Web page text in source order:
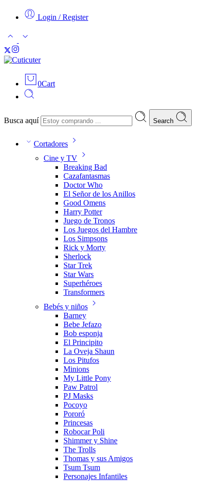
Login / Register
0Cart
Busca aquí Search
Cortadores
Cine y TV
Breaking Bad
Cazafantasmas
Doctor Who
El Señor de los Anillos
Good Omens
Harry Potter
Juego de Tronos
Los Juegos del Hambre
Los Simpsons
Rick y Morty
Sherlock
Star Trek
Star Wars
Superhéroes
Transformers
Bebés y niños
Barney
Bebe Jefazo
Bob esponja
El Principito
La Oveja Shaun
Los Pitufos
Minions
My Little Pony
Paw Patrol
PJ Masks
Pocoyo
Pororó
Princesas
Robocar Poli
Shimmer y Shine
The Trolls
Thomas y sus Amigos
Tsum Tsum
Personajes Infantiles